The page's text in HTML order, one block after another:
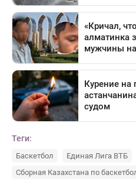
Теги:
Баскетбол Единая Лига ВТБ
Сборная Казахстана по